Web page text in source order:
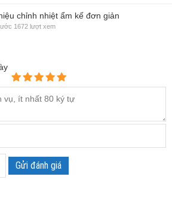
chỉnh nhiệt ẩm kế đơn giản
1672 lượt xem
Gửi đánh giá